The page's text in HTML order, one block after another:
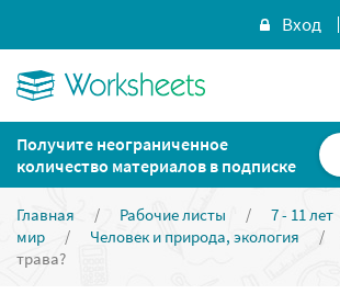
Вход
Получите неограниченное
количество материалов в подписке
Главная / Рабочие листы / 7 - 11 лет
мир
/ Человек и природа, экология /
трава?